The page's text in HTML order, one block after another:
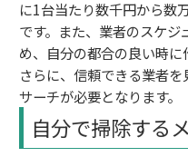
に1台当たり数千円から数
です。また、業者のスケ
め、自分の都合の良い時に
さらに、信頼できる業者
サーチが必要となります。
自分で掃除する